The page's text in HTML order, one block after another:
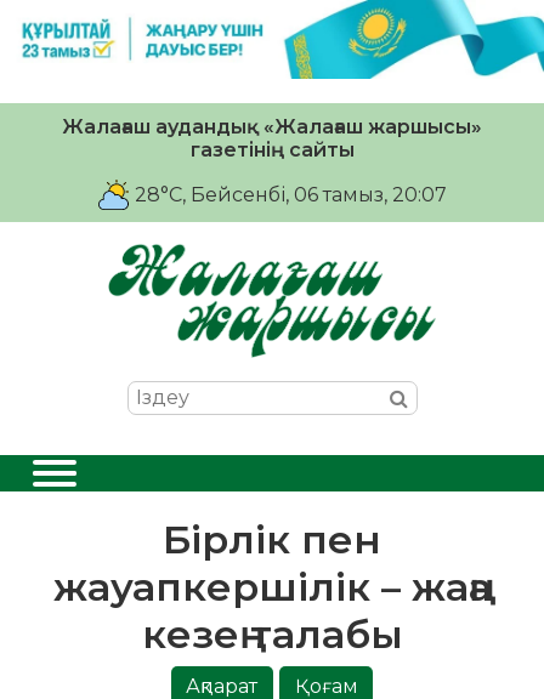
Жалағаш аудандық «Жалағаш жаршысы»
газетінің сайты
28°C, Бейсенбі, 06 тамыз, 20:07
Бірлік пен
жауапкершілік – жаңа
кезең талабы
Ақпарат
Қоғам